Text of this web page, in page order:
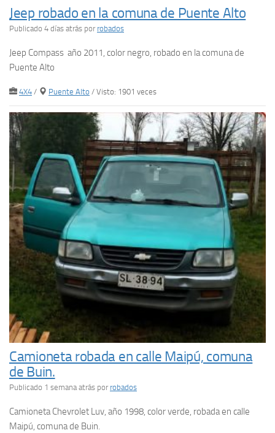
Jeep robado en la comuna de Puente Alto
Publicado 4 días atrás por robados
Jeep Compass año 2011, color negro, robado en la comuna de
Puente Alto
4X4 / Puente Alto / Visto: 1901 veces
Camioneta robada en calle Maipú, comuna
de Buin.
Publicado 1 semana atrás por robados
Camioneta Chevrolet Luv, año 1998, color verde, robada en calle
Maipú, comuna de Buin.